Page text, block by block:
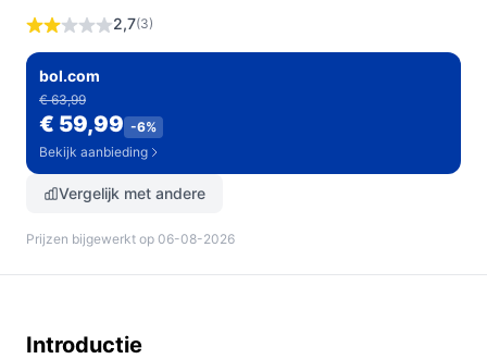
2,7(3)
bol.com
€ 63,99
€ 59,99 -6%
Bekijk aanbieding
Vergelijk met andere
Prijzen bijgewerkt op 06-08-2026
Introductie